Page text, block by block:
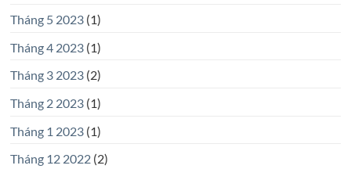
Tháng 5 2023(1)
Tháng 4 2023(1)
Tháng 3 2023(2)
Tháng 2 2023(1)
Tháng 1 2023(1)
Tháng 12 2022(2)